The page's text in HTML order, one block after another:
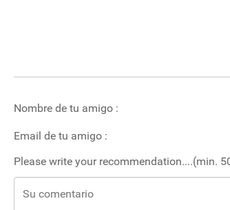
Nombre de tu amigo :
Email de tu amigo :
Please write your recommendation....(min.